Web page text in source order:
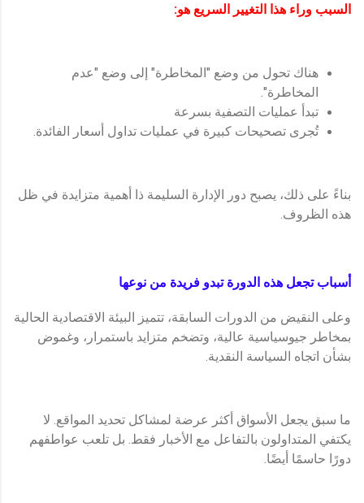
السبب وراء هذا التغيير السريع هو:
هناك تحول من وضع "المخاطرة" إلى وضع "عدم
المخاطرة".
تبدأ عمليات التصفية بسرعة
تُجرى تصحيحات كبيرة في عمليات تداول أسعار الفائدة.
بناءً على ذلك، يصبح دور الإدارة السليمة ذا أهمية متزايدة في ظل
هذه الظروف.
أسباب تجعل هذه الدورة تبدو فريدة من نوعها
وعلى النقيض من الدورات السابقة، تتميز البيئة الاقتصادية الحالية
بمخاطر جيوسياسية عالية، وتضخم متزايد باستمرار، وغموض
بشأن اتجاه السياسة النقدية.
ما سبق يجعل الأسواق أكثر عرضة لمشاكل تحديد المواقع. لا
يكتفي المتداولون بالتفاعل مع الأخبار فقط. بل تلعب عواطفهم
دورًا حاسمًا أيضًا.